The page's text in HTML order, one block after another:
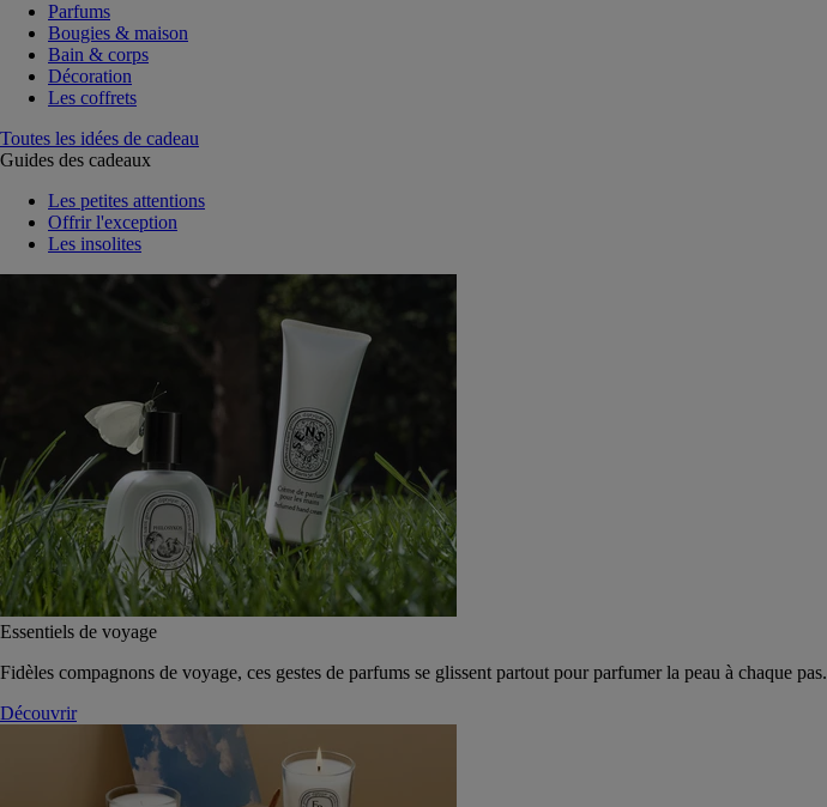
Parfums
Bougies & maison
Bain & corps
Décoration
Les coffrets
Toutes les idées de cadeau
Guides des cadeaux
Les petites attentions
Offrir l'exception
Les insolites
Essentiels de voyage
Fidèles compagnons de voyage, ces gestes de parfums se glissent partout pour parfumer la peau à chaque pas.
Découvrir